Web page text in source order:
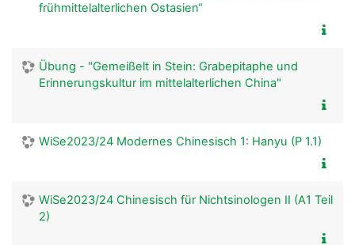
frühmittelalterlichen Ostasien“
Übung - "Gemeißelt in Stein: Grabepitaphe und
Erinnerungskultur im mittelalterlichen China"
WiSe2023/24 Modernes Chinesisch 1: Hanyu (P 1.1)
WiSe2023/24 Chinesisch für Nichtsinologen II (A1 Teil
2)